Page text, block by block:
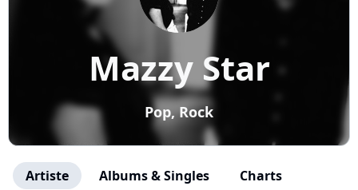
Mazzy Star
Pop, Rock
Artiste Albums & Singles Charts